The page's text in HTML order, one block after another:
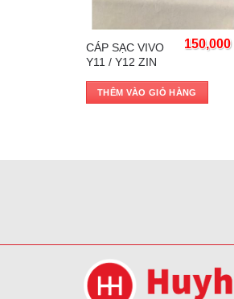
CÁP SẠC VIVO
Y11 / Y12 ZIN
150,000
THÊM VÀO GIỎ HÀNG